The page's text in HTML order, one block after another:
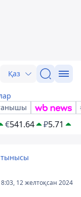
Қаз
€541.64 ₽5.71
тынысы
12 желтоқсан 2024